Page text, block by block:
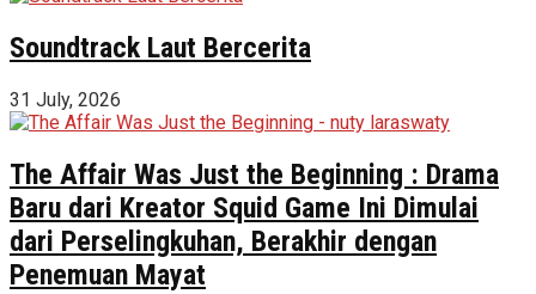
Soundtrack Laut Bercerita
31 July, 2026
The Affair Was Just the Beginning : Drama
Baru dari Kreator Squid Game Ini Dimulai
dari Perselingkuhan, Berakhir dengan
Penemuan Mayat